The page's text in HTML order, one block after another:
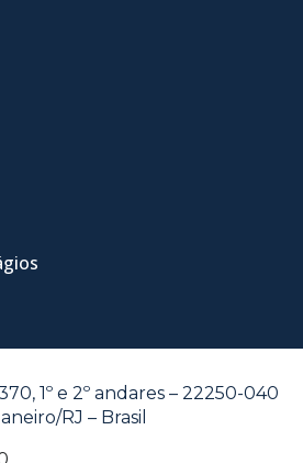
1º e 2º andares – 22250-040
RJ – Brasil